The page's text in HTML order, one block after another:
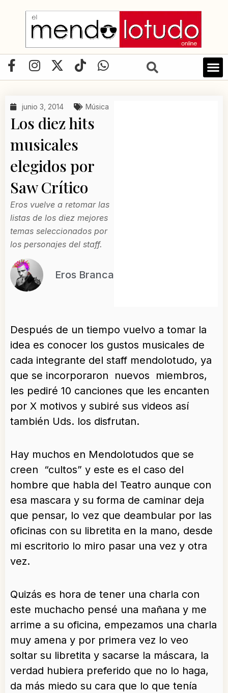
contenido
F
a
e
b
o
o
k
-
f
I
n
t
g
r
a
m
X
-
w
t
t
e
r
T
i
t
o
k
W
h
t
junio 3, 2014 Música
Los diez hits
musicales
elegidos por
Saw Crítico
Eros vuelve a retomar las
listas de los diez mejores
temas seleccionados por
los personajes del staff.
Eros Branca
Después de un tiempo vuelvo a tomar la
idea es conocer los gustos musicales de
cada integrante del staff mendolotudo, ya
que se incorporaron nuevos miembros,
les pediré 10 canciones que les encanten
por X motivos y subiré sus videos así
también Uds. los disfrutan.
Hay muchos en Mendolotudos que se
creen “cultos” y este es el caso del
hombre que habla del Teatro aunque con
esa mascara y su forma de caminar deja
que pensar, lo vez que deambular por las
oficinas con su libretita en la mano, desde
mi escritorio lo miro pasar una vez y otra
vez.
Quizás es hora de tener una charla con
este muchacho pensé una mañana y me
arrime a su oficina, empezamos una charla
muy amena y por primera vez lo veo
soltar su libretita y sacarse la máscara, la
verdad hubiera preferido que no lo haga,
da más miedo su cara que lo que tenía